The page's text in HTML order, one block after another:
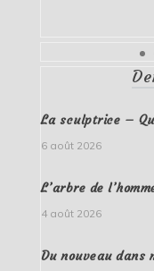
La sculptrice –
6 août 2026
L’arbre de
4 août 2026
Du nouveau dans